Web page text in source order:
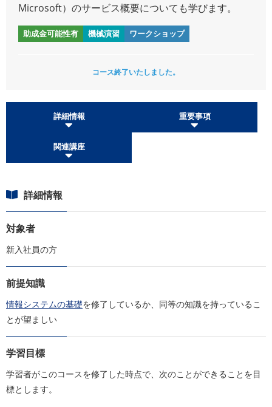
Microsoft）のサービス概要についても学びます。
助成金可能性有 機械演習 ワークショップ
コース終了いたしました。
詳細情報 重要事項
関連講座
詳細情報
対象者
新入社員の方
前提知識
情報システムの基礎を修了しているか、同等の知識を持っているこ
とが望ましい
学習目標
学習者がこのコースを修了した時点で、次のことができることを目
標とします。